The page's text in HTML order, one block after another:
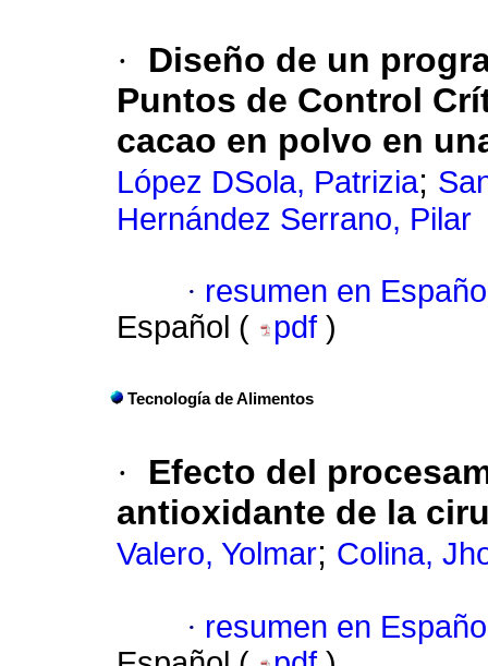
·
Diseño de un
Puntos de Control
cacao en polvo en
López DSola, Patrizia;
Hernández Serrano, Pilar
· resumen en
Español (
pdf )
Tecnología de Alimentos
·
Efecto del
antioxidante de la
Valero, Yolmar; Colina,
· resumen en